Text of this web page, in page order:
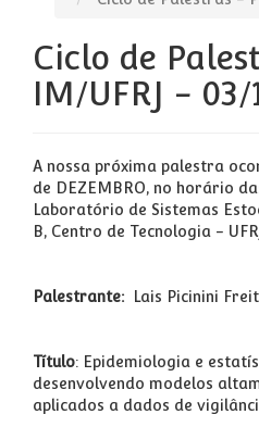
Ciclo de
IM/UFRJ - 03/
A nossa próxima palestra
de DEZEMBRO, no horário
Laboratório de Sistemas
B, Centro de Tecnologia -
Palestrante: Lais Picinini
Título: Epidemiologia e
desenvolvendo modelos
aplicados a dados de